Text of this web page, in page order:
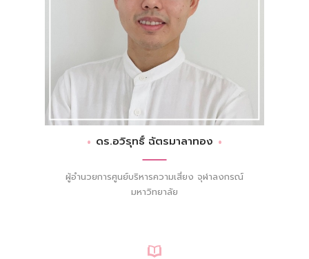
ดร.อวิรุทธิ์ ฉัตรมาลาทอง
ผู้อำนวยการศูนย์บริหารความเสี่ยง จุฬาลงกรณ์
มหาวิทยาลัย